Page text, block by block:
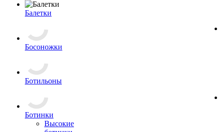
Балетки
Босоножки
Ботильоны
Ботинки
Высокие